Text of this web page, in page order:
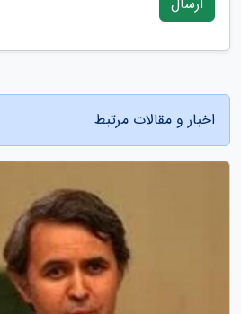
اخبار و مقالات مرتبط